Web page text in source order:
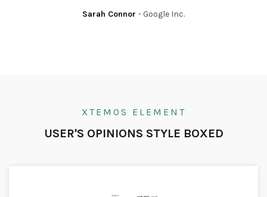
Sarah Connor Google Inc.
XTEMOS ELEMENT
USER'S OPINIONS STYLE BOXED